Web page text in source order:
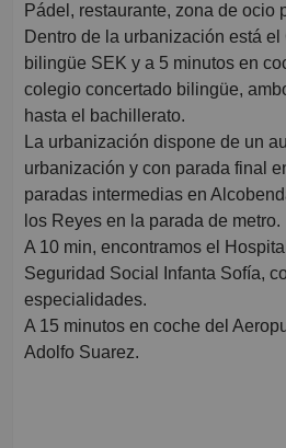
Pádel, restaurante, zona de ocio
Dentro de la urbanización está
bilingüe SEK y a 5 minutos en
colegio concertado bilingüe,
hasta el bachillerato.
La urbanización dispone de un
urbanización y con parada final
paradas intermedias en
los Reyes en la parada de metro.
A 10 min, encontramos el
Seguridad Social Infanta Sofía,
especialidades.
A 15 minutos en coche del
Adolfo Suarez.